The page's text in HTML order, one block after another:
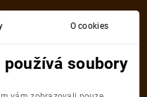
O cookies
používá soubory